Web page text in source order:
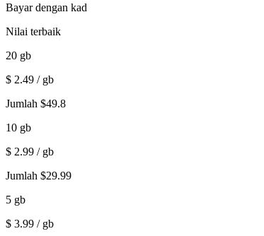
Bayar dengan kad
Nilai terbaik
20 gb
$ 2.49 / gb
Jumlah $49.8
10 gb
$ 2.99 / gb
Jumlah $29.99
5 gb
$ 3.99 / gb